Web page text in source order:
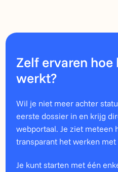
Zelf ervaren
werkt?
Wil je niet meer achter
eerste dossier in en krijg
webportaal. Je ziet meteen
transparant het werken
Je kunt starten met één